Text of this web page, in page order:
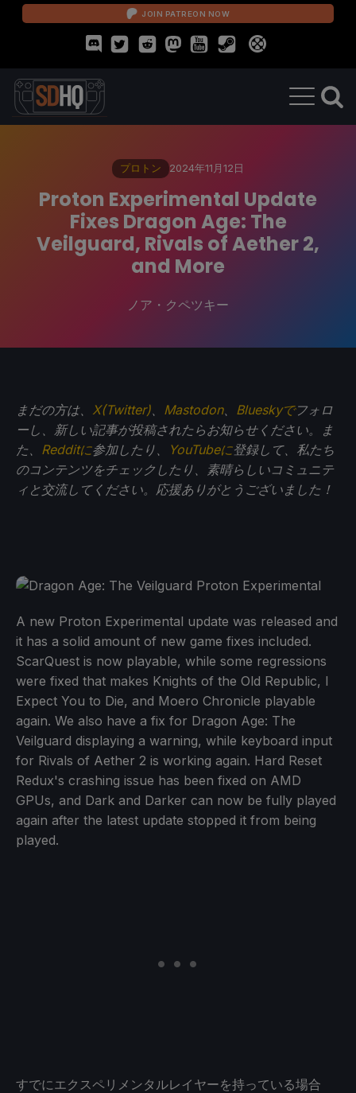
JOIN PATREON NOW
プロトン 2024年11月12日
Proton Experimental Update
Fixes Dragon Age: The
Veilguard, Rivals of Aether 2,
and More
ノア・クペツキー
まだの方は、 X(Twitter) Mastodon、 Blueskyでフォロ
ーし、新しい記事が投稿されたらお知らせください。ま
た、 Redditに参加したり、 YouTubeに登録して、私たち
のコンテンツをチェックしたり、素晴らしいコミュニテ
ィと交流してください。応援ありがとうございました！
A new Proton Experimental update was released and
it has a solid amount of new game fixes included.
ScarQuest is now playable, while some regressions
were fixed that makes Knights of the Old Republic, I
Expect You to Die, and Moero Chronicle playable
again. We also have a fix for Dragon Age: The
Veilguard displaying a warning, while keyboard input
for Rivals of Aether 2 is working again. Hard Reset
Redux's crashing issue has been fixed on AMD
GPUs, and Dark and Darker can now be fully played
again after the latest update stopped it from being
played.
すでにエクスペリメンタルレイヤーを持っている場合